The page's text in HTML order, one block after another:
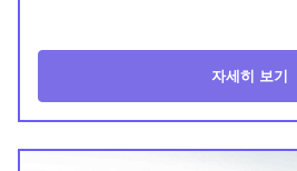
자세히 보기